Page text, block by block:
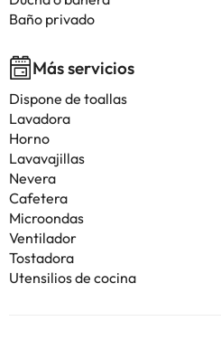
Baño privado
Más servicios
Dispone de toallas
Lavadora
Horno
Lavavajillas
Nevera
Cafetera
Microondas
Ventilador
Tostadora
Utensilios de cocina